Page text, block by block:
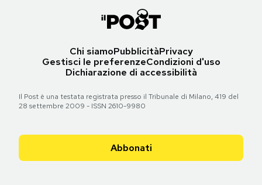
Chi siamoPubblicitàPrivacy
Gestisci le preferenzeCondizioni d'uso
Dichiarazione di accessibilità
Il Post è una testata registrata presso il Tribunale di Milano, 419 del
28 settembre 2009 - ISSN 2610-9980
Abbonati